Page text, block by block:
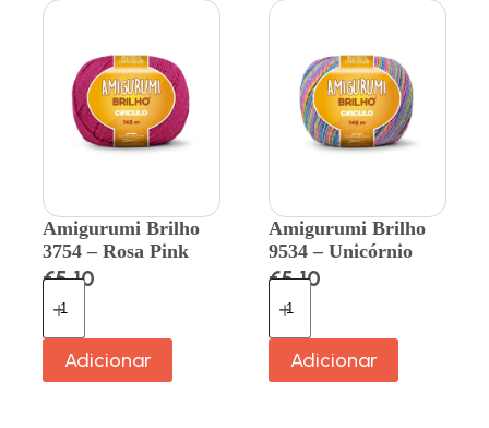
Amigurumi Brilho
3754 – Rosa Pink
€5.10
Adicionar
Amigurumi Brilho
9534 – Unicórnio
€5.10
Adicionar